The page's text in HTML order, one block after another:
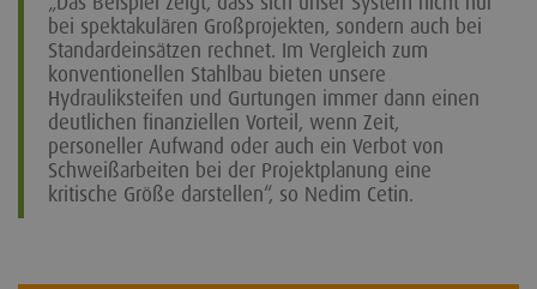
bei spektakulären Großprojekten, sondern auch bei
Standardeinsätzen rechnet. Im Vergleich zum
konventionellen Stahlbau bieten unsere
Hydrauliksteifen und Gurtungen immer dann einen
deutlichen finanziellen Vorteil, wenn Zeit,
personeller Aufwand oder auch ein Verbot von
Schweißarbeiten bei der Projektplanung eine
kritische Größe darstellen“, so Nedim Cetin.